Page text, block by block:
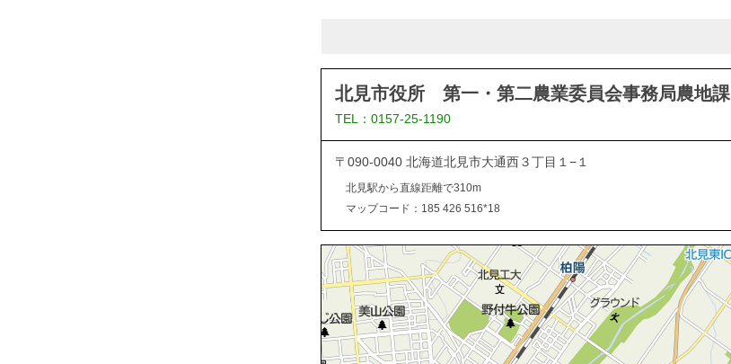
北見市役所 第一・第二農業委員会事務局農地課
TEL：0157-25-1190
〒090-0040 北海道北見市大通西３丁目１−１
北見駅から直線距離で310m
マップコード：185 426 516*18